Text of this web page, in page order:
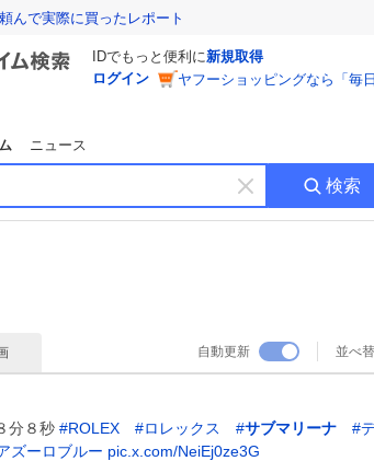
んで実際に買ったレポート
IDでもっと便利に新規取得
ログイン
ヤフーショッピングなら「毎
ニュース
キ
ー
す
検索
自動更新 並べ
分８秒 #ROLEX #ロレックス #サブマリーナ #
ズーロブルー pic.x.com/NeiEj0ze3G